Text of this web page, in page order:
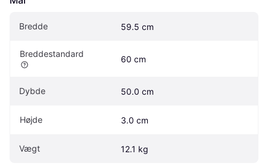
Bredde 59.5 cm
Breddestandard
60 cm
Dybde 50.0 cm
Højde 3.0 cm
Vægt 12.1 kg